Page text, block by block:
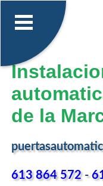
de la
613 864 572-